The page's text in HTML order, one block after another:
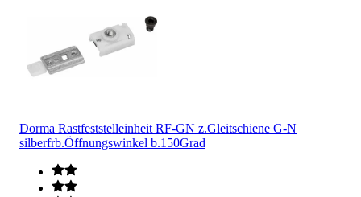
Dorma Rastfeststelleinheit RF-GN z.Gleitschiene G-N
silberfrb.Öffnungswinkel b.150Grad